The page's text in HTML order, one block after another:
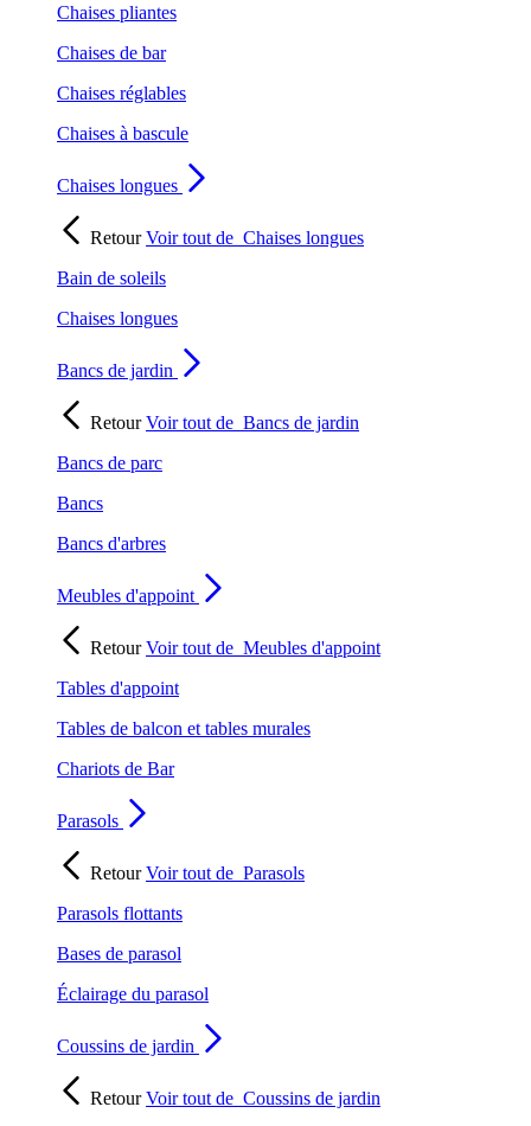
Chaises pliantes
Chaises de bar
Chaises réglables
Chaises à bascule
Chaises longues
RetourVoir tout de Chaises longues
Bain de soleils
Chaises longues
Bancs de jardin
RetourVoir tout de Bancs de jardin
Bancs de parc
Bancs
Bancs d'arbres
Meubles d'appoint
RetourVoir tout de Meubles d'appoint
Tables d'appoint
Tables de balcon et tables murales
Chariots de Bar
Parasols
RetourVoir tout de Parasols
Parasols flottants
Bases de parasol
Éclairage du parasol
Coussins de jardin
RetourVoir tout de Coussins de jardin